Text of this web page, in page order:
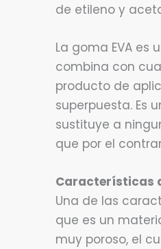
de etileno y
La goma EVA es
combina con
producto de
superpuesta. Es
sustituye a
que por el
Características
Una de las
que es un
muy poroso, el